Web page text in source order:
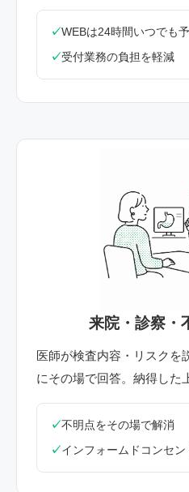
WEBは24時間いつでも
受付業務の負担を軽減
来院・診察・
医師が検査内容・リスクを
にその場で回答。納得した
不明点をその場で解消
インフォームドコンセン